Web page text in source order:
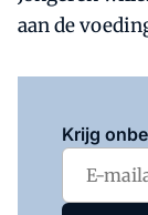
aan de
Krijg